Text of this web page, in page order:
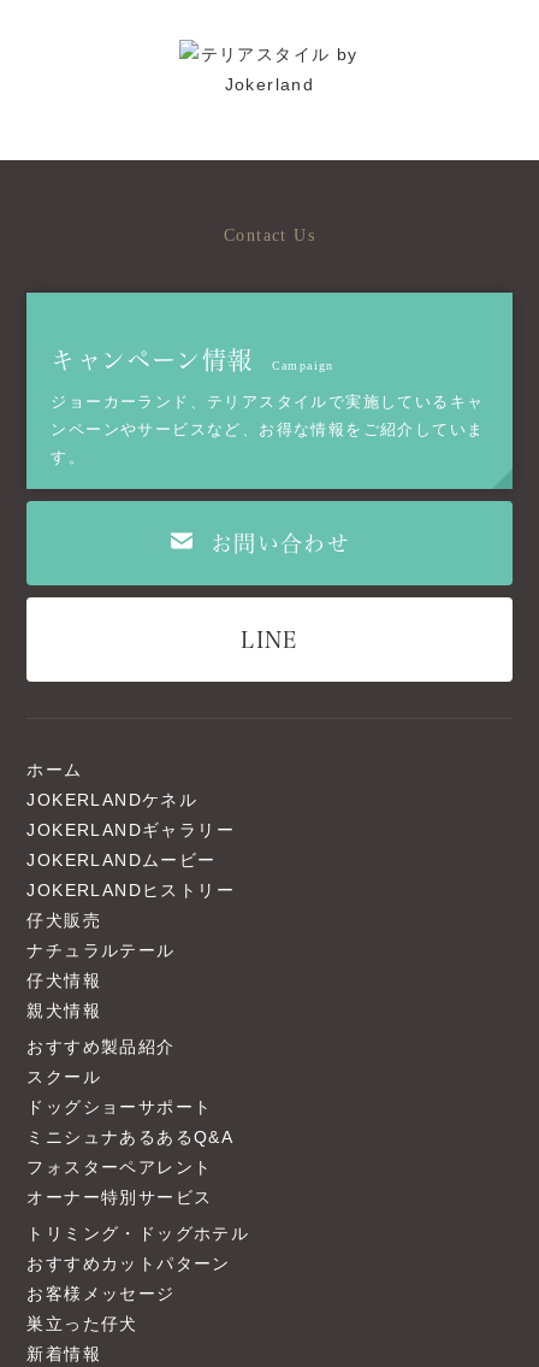
Contact Us
キャンペーン情報 Campaign
ジョーカーランド、テリアスタイルで実施しているキャ
ンペーンやサービスなど、お得な情報をご紹介していま
す。
お問い合わせ
LINE
ホーム
JOKERLANDケネル
JOKERLANDギャラリー
JOKERLANDムービー
JOKERLANDヒストリー
仔犬販売
ナチュラルテール
仔犬情報
親犬情報
おすすめ製品紹介
スクール
ドッグショーサポート
ミニシュナあるあるQ&A
フォスターペアレント
オーナー特別サービス
トリミング・ドッグホテル
おすすめカットパターン
お客様メッセージ
巣立った仔犬
新着情報